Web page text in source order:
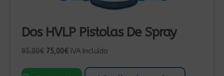
Dos HVLP Pistolas De Spray
95,00€ El
original
75,00€El
actual
IVA Incluído